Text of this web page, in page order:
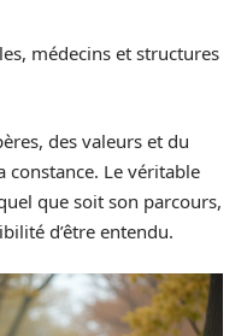
médecins et structures
des valeurs et du
constance. Le véritable
que soit son parcours,
d’être entendu.